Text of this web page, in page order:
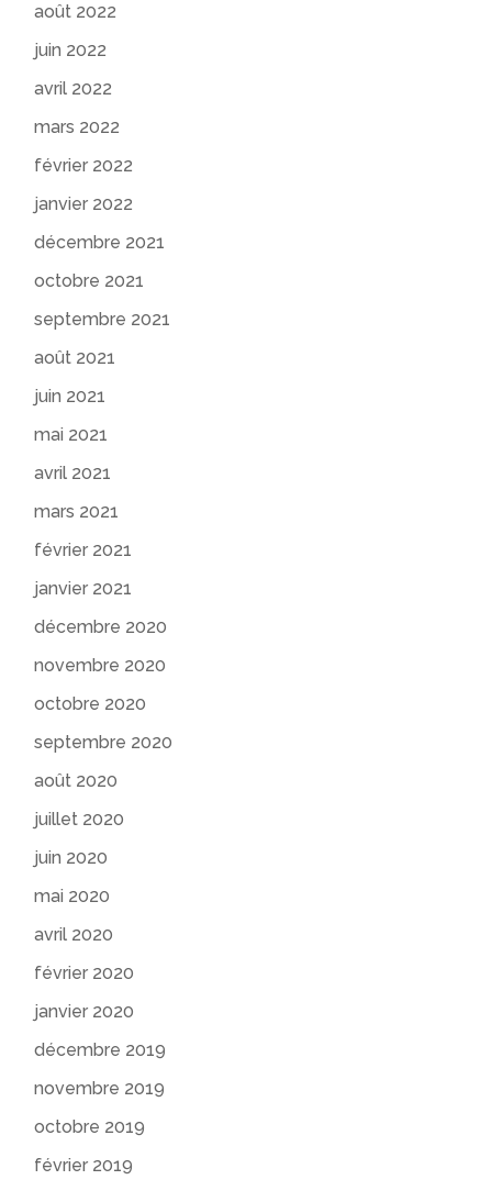
août 2022
juin 2022
avril 2022
mars 2022
février 2022
janvier 2022
décembre 2021
octobre 2021
septembre 2021
août 2021
juin 2021
mai 2021
avril 2021
mars 2021
février 2021
janvier 2021
décembre 2020
novembre 2020
octobre 2020
septembre 2020
août 2020
juillet 2020
juin 2020
mai 2020
avril 2020
février 2020
janvier 2020
décembre 2019
novembre 2019
octobre 2019
février 2019